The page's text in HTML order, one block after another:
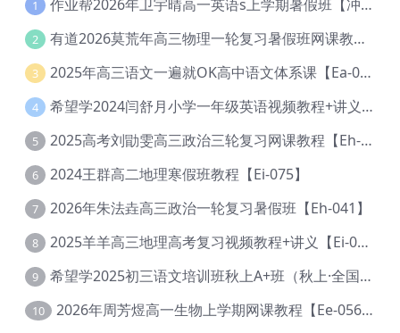
1 作业帮2026年卫宇晴高一英语s上学期暑假班【冲顶班】【Ec-003】
2 有道2026莫荒年高三物理一轮复习暑假班网课教程【Ef-044】
3 2025年高三语文一遍就OK高中语文体系课【Ea-028】
4 希望学2024闫舒月小学一年级英语视频教程+讲义【Cc-004】
5 2025高考刘勖雯高三政治三轮复习网课教程【Eh-061】
6 2024王群高二地理寒假班教程【Ei-075】
7 2026年朱法垚高三政治一轮复习暑假班【Eh-041】
8 2025羊羊高三地理高考复习视频教程+讲义【Ei-051】
9 希望学2025初三语文培训班秋上A+班（秋上·全国版·A+）【Da-031】
10 2026年周芳煜高一生物上学期网课教程【Ee-056】